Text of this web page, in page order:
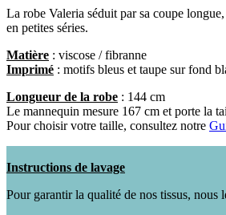
La robe Valeria séduit par sa coupe
en petites séries.
Matière : viscose / fibranne
Imprimé : motifs bleus et taupe sur fond
Longueur de la robe : 144 cm
Le mannequin mesure 167 cm et porte la
Pour choisir votre taille, consultez notre
Instructions de lavage
Pour garantir la qualité de nos tissus, nous